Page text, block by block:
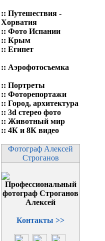
:: Путешествия -
Хорватия
:: Фото Испании
:: Крым
:: Египет
:: Аэрофотосъемка
:: Портреты
:: Фоторепортажи
:: Город, архитектура
:: 3d стерео фото
:: Животный мир
:: 4К и 8К видео
Фотограф Алексей
Строганов
Контакты >>